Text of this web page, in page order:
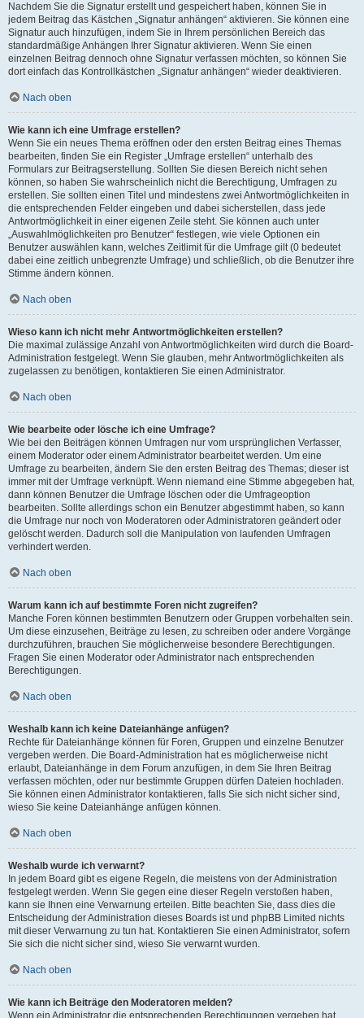
Nachdem Sie die Signatur erstellt und gespeichert haben, können Sie in
jedem Beitrag das Kästchen „Signatur anhängen“ aktivieren. Sie können eine
Signatur auch hinzufügen, indem Sie in Ihrem persönlichen Bereich das
standardmäßige Anhängen Ihrer Signatur aktivieren. Wenn Sie einen
einzelnen Beitrag dennoch ohne Signatur verfassen möchten, so können Sie
dort einfach das Kontrollkästchen „Signatur anhängen“ wieder deaktivieren.
Nach oben
Wie kann ich eine Umfrage erstellen?
Wenn Sie ein neues Thema eröffnen oder den ersten Beitrag eines Themas
bearbeiten, finden Sie ein Register „Umfrage erstellen“ unterhalb des
Formulars zur Beitragserstellung. Sollten Sie diesen Bereich nicht sehen
können, so haben Sie wahrscheinlich nicht die Berechtigung, Umfragen zu
erstellen. Sie sollten einen Titel und mindestens zwei Antwortmöglichkeiten in
die entsprechenden Felder eingeben und dabei sicherstellen, dass jede
Antwortmöglichkeit in einer eigenen Zeile steht. Sie können auch unter
„Auswahlmöglichkeiten pro Benutzer“ festlegen, wie viele Optionen ein
Benutzer auswählen kann, welches Zeitlimit für die Umfrage gilt (0 bedeutet
dabei eine zeitlich unbegrenzte Umfrage) und schließlich, ob die Benutzer ihre
Stimme ändern können.
Nach oben
Wieso kann ich nicht mehr Antwortmöglichkeiten erstellen?
Die maximal zulässige Anzahl von Antwortmöglichkeiten wird durch die Board-
Administration festgelegt. Wenn Sie glauben, mehr Antwortmöglichkeiten als
zugelassen zu benötigen, kontaktieren Sie einen Administrator.
Nach oben
Wie bearbeite oder lösche ich eine Umfrage?
Wie bei den Beiträgen können Umfragen nur vom ursprünglichen Verfasser,
einem Moderator oder einem Administrator bearbeitet werden. Um eine
Umfrage zu bearbeiten, ändern Sie den ersten Beitrag des Themas; dieser ist
immer mit der Umfrage verknüpft. Wenn niemand eine Stimme abgegeben hat,
dann können Benutzer die Umfrage löschen oder die Umfrageoption
bearbeiten. Sollte allerdings schon ein Benutzer abgestimmt haben, so kann
die Umfrage nur noch von Moderatoren oder Administratoren geändert oder
gelöscht werden. Dadurch soll die Manipulation von laufenden Umfragen
verhindert werden.
Nach oben
Warum kann ich auf bestimmte Foren nicht zugreifen?
Manche Foren können bestimmten Benutzern oder Gruppen vorbehalten sein.
Um diese einzusehen, Beiträge zu lesen, zu schreiben oder andere Vorgänge
durchzuführen, brauchen Sie möglicherweise besondere Berechtigungen.
Fragen Sie einen Moderator oder Administrator nach entsprechenden
Berechtigungen.
Nach oben
Weshalb kann ich keine Dateianhänge anfügen?
Rechte für Dateianhänge können für Foren, Gruppen und einzelne Benutzer
vergeben werden. Die Board-Administration hat es möglicherweise nicht
erlaubt, Dateianhänge in dem Forum anzufügen, in dem Sie Ihren Beitrag
verfassen möchten, oder nur bestimmte Gruppen dürfen Dateien hochladen.
Sie können einen Administrator kontaktieren, falls Sie sich nicht sicher sind,
wieso Sie keine Dateianhänge anfügen können.
Nach oben
Weshalb wurde ich verwarnt?
In jedem Board gibt es eigene Regeln, die meistens von der Administration
festgelegt werden. Wenn Sie gegen eine dieser Regeln verstoßen haben,
kann sie Ihnen eine Verwarnung erteilen. Bitte beachten Sie, dass dies die
Entscheidung der Administration dieses Boards ist und phpBB Limited nichts
mit dieser Verwarnung zu tun hat. Kontaktieren Sie einen Administrator, sofern
Sie sich die nicht sicher sind, wieso Sie verwarnt wurden.
Nach oben
Wie kann ich Beiträge den Moderatoren melden?
Wenn ein Administrator die entsprechenden Berechtigungen vergeben hat,